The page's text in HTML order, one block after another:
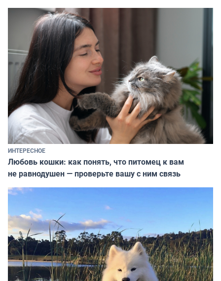
ИНТЕРЕСНОЕ
Любовь кошки: как понять, что питомец к вам
не равнодушен — проверьте вашу с ним связь